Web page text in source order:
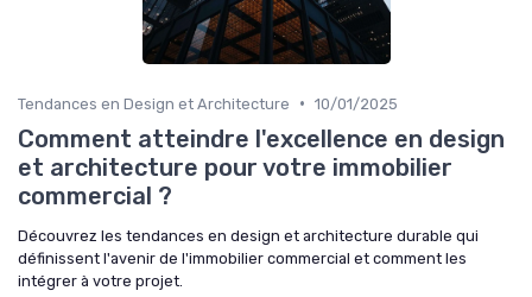
Tendances en Design et Architecture • 10/01/2025
Comment atteindre l'excellence en design
et architecture pour votre immobilier
commercial ?
Découvrez les tendances en design et architecture durable qui
définissent l'avenir de l'immobilier commercial et comment les
intégrer à votre projet.